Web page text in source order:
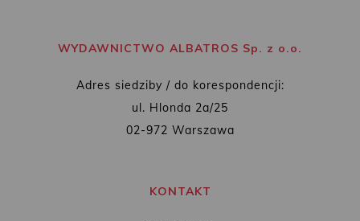
WYDAWNICTWO ALBATROS Sp. z o.o.
Adres siedziby / do korespondencji:
ul. Hlonda 2a/25
02-972 Warszawa
KONTAKT